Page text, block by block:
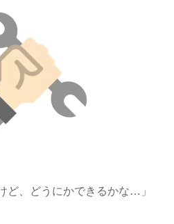
ど、どうにかできるかな…」